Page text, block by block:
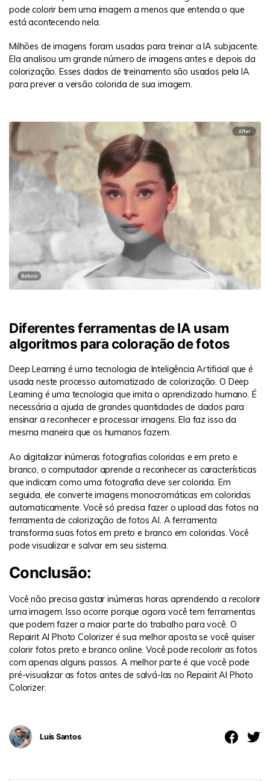
pode colorir bem uma imagem a menos que entenda o que
está acontecendo nela.
Milhões de imagens foram usadas para treinar a IA subjacente.
Ela analisou um grande número de imagens antes e depois da
colorização. Esses dados de treinamento são usados ​​pela IA
para prever a versão colorida de sua imagem.
Diferentes ferramentas de IA usam
algoritmos para coloração de fotos
Deep Learning é uma tecnologia de Inteligência Artificial que é
usada neste processo automatizado de colorização. O Deep
Learning é uma tecnologia que imita o aprendizado humano. É
necessária a ajuda de grandes quantidades de dados para
ensinar a reconhecer e processar imagens. Ela faz isso da
mesma maneira que os humanos fazem.
Ao digitalizar inúmeras fotografias coloridas e em preto e
branco, o computador aprende a reconhecer as características
que indicam como uma fotografia deve ser colorida. Em
seguida, ele converte imagens monocromáticas em coloridas
automaticamente. Você só precisa fazer o upload das fotos na
ferramenta de colorização de fotos AI. A ferramenta
transforma suas fotos em preto e branco em coloridas. Você
pode visualizar e salvar em seu sistema.
Conclusão:
Você não precisa gastar inúmeras horas aprendendo a recolorir
uma imagem. Isso ocorre porque agora você tem ferramentas
que podem fazer a maior parte do trabalho para você. O
Repairit AI Photo Colorizer é sua melhor aposta se você quiser
colorir fotos preto e branco online. Você pode recolorir as fotos
com apenas alguns passos. A melhor parte é que você pode
pré-visualizar as fotos antes de salvá-las no Repairit AI Photo
Colorizer.
Luís Santos